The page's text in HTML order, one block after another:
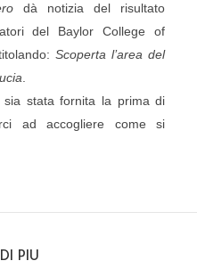
dà notizia del risultato
del Baylor College of
Scoperta l’area del
sia stata fornita la prima di
ad accogliere come si
PIU